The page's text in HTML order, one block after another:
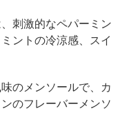
刺激的なペパーミン
ントの冷涼感、スイ
のメンソールで、カ
のフレーバーメンソ